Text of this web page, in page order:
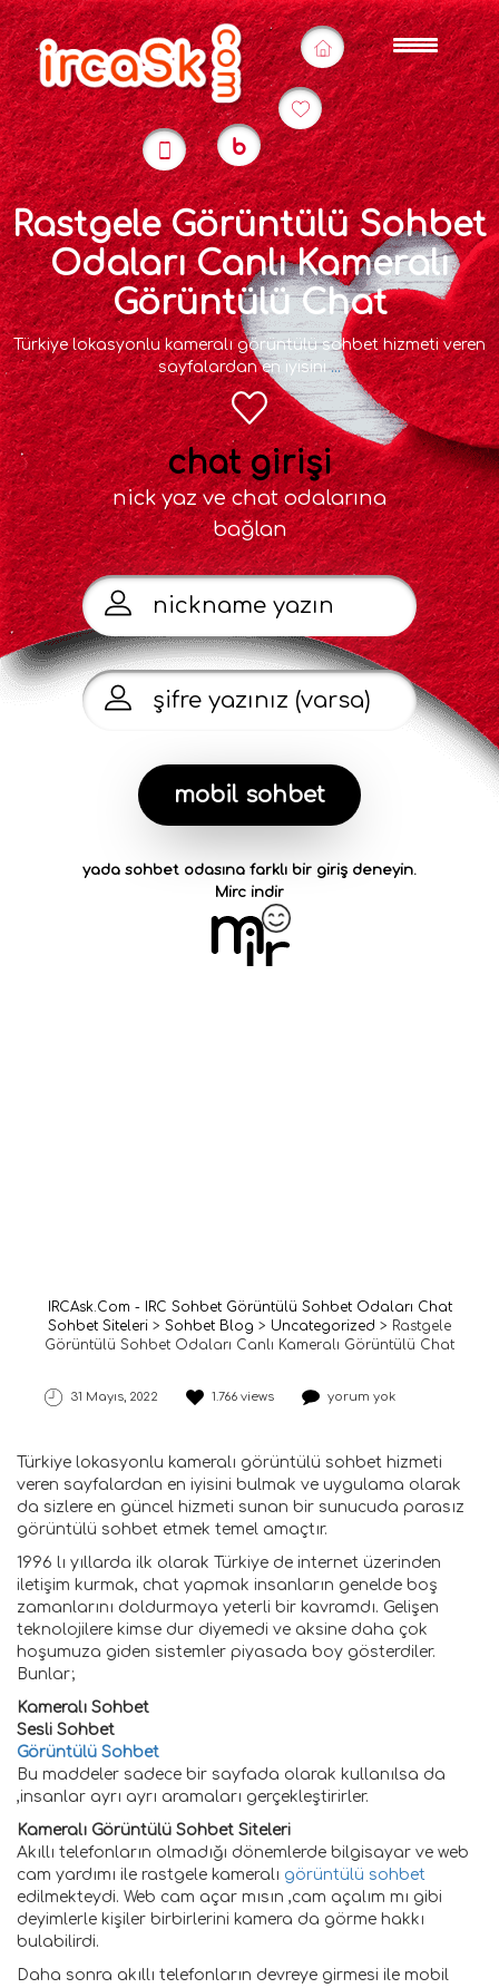
Rastgele Görüntülü Sohbet
Odaları Canlı Kameralı
Görüntülü Chat
Türkiye lokasyonlu kameralı görüntülü sohbet hizmeti veren
sayfalardan en iyisini...
chat girişi
nick yaz ve chat odalarına
bağlan
yada sohbet odasına farklı bir giriş deneyin.
Mirc indir
IRCAsk.Com - IRC Sohbet Görüntülü Sohbet Odaları Chat
Sohbet Siteleri > Sohbet Blog > Uncategorized > Rastgele
Görüntülü Sohbet Odaları Canlı Kameralı Görüntülü Chat
31 Mayıs, 2022 1.766 views yorum yok
Türkiye lokasyonlu kameralı görüntülü sohbet hizmeti
veren sayfalardan en iyisini bulmak ve uygulama olarak
da sizlere en güncel hizmeti sunan bir sunucuda parasız
görüntülü sohbet etmek temel amaçtır.
1996 lı yıllarda ilk olarak Türkiye de internet üzerinden
iletişim kurmak, chat yapmak insanların genelde boş
zamanlarını doldurmaya yeterli bir kavramdı. Gelişen
teknolojilere kimse dur diyemedi ve aksine daha çok
hoşumuza giden sistemler piyasada boy gösterdiler.
Bunlar;
Kameralı Sohbet
Sesli Sohbet
Görüntülü Sohbet
Bu maddeler sadece bir sayfada olarak kullanılsa da
,insanlar ayrı ayrı aramaları gerçekleştirirler.
Kameralı Görüntülü Sohbet Siteleri
Akıllı telefonların olmadığı dönemlerde bilgisayar ve web
cam yardımı ile rastgele kameralı görüntülü sohbet
edilmekteydi. Web cam açar mısın ,cam açalım mı gibi
deyimlerle kişiler birbirlerini kamera da görme hakkı
bulabilirdi.
Daha sonra akıllı telefonların devreye girmesi ile mobil